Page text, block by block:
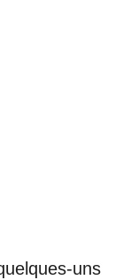
uns